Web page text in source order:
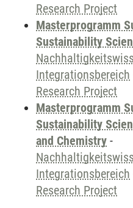
Research Project
Masterprogramm
Sustainability
Integrationsbereich
Research Project
Masterprogramm
Sustainability
and Chemistry -
Integrationsbereich
Research Project